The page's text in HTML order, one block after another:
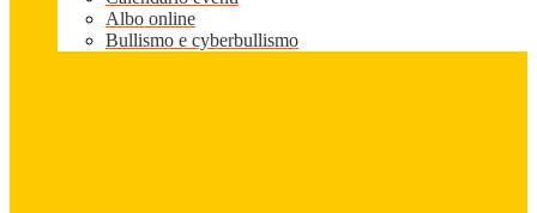
Albo online
Bullismo e cyberbullismo